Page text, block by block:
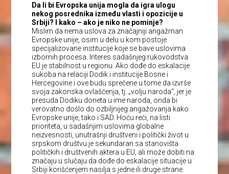
Da li bi Evropska unija mogla da igra ulogu
nekog posrednika između vlasti i opozicije u
Srbiji? I kako – ako je niko ne pominje?
Mislim da nema uslova za značajniji angažman
Evropske unije, osim u delu u kom postoje
specijalizovane institucije koje se bave uslovima
izbornih procesa. Interes sadašnjeg rukovodstva
EU je stabilnost u regionu. Ako dođe do eskalacije
sukoba na relaciji Dodik i institucije Bosne i
Hercegovine i ove budu sprečene u tome da izvrše
svoja zakonska ovlašćenja, tj. „volju naroda“, jer je
presuda Dodiku doneta u ime naroda, onda bi
verovatno došlo do ozbiljnijeg angažovanja kako
Evropske unije, tako i SAD. Hoću reći, na listi
prioriteta, u sadašnjim uslovima globalne
neizvesnosti, unutrašnji društveni i politički život u
srpskom društvu je sekundaran sa stanovišta
političkih i društvenih aktera u EU, ali može dobiti na
značaju u slučaju da dođe do eskalacije situacije u
Srbiji korišćenjem nasilja s jedne ili druge strane.